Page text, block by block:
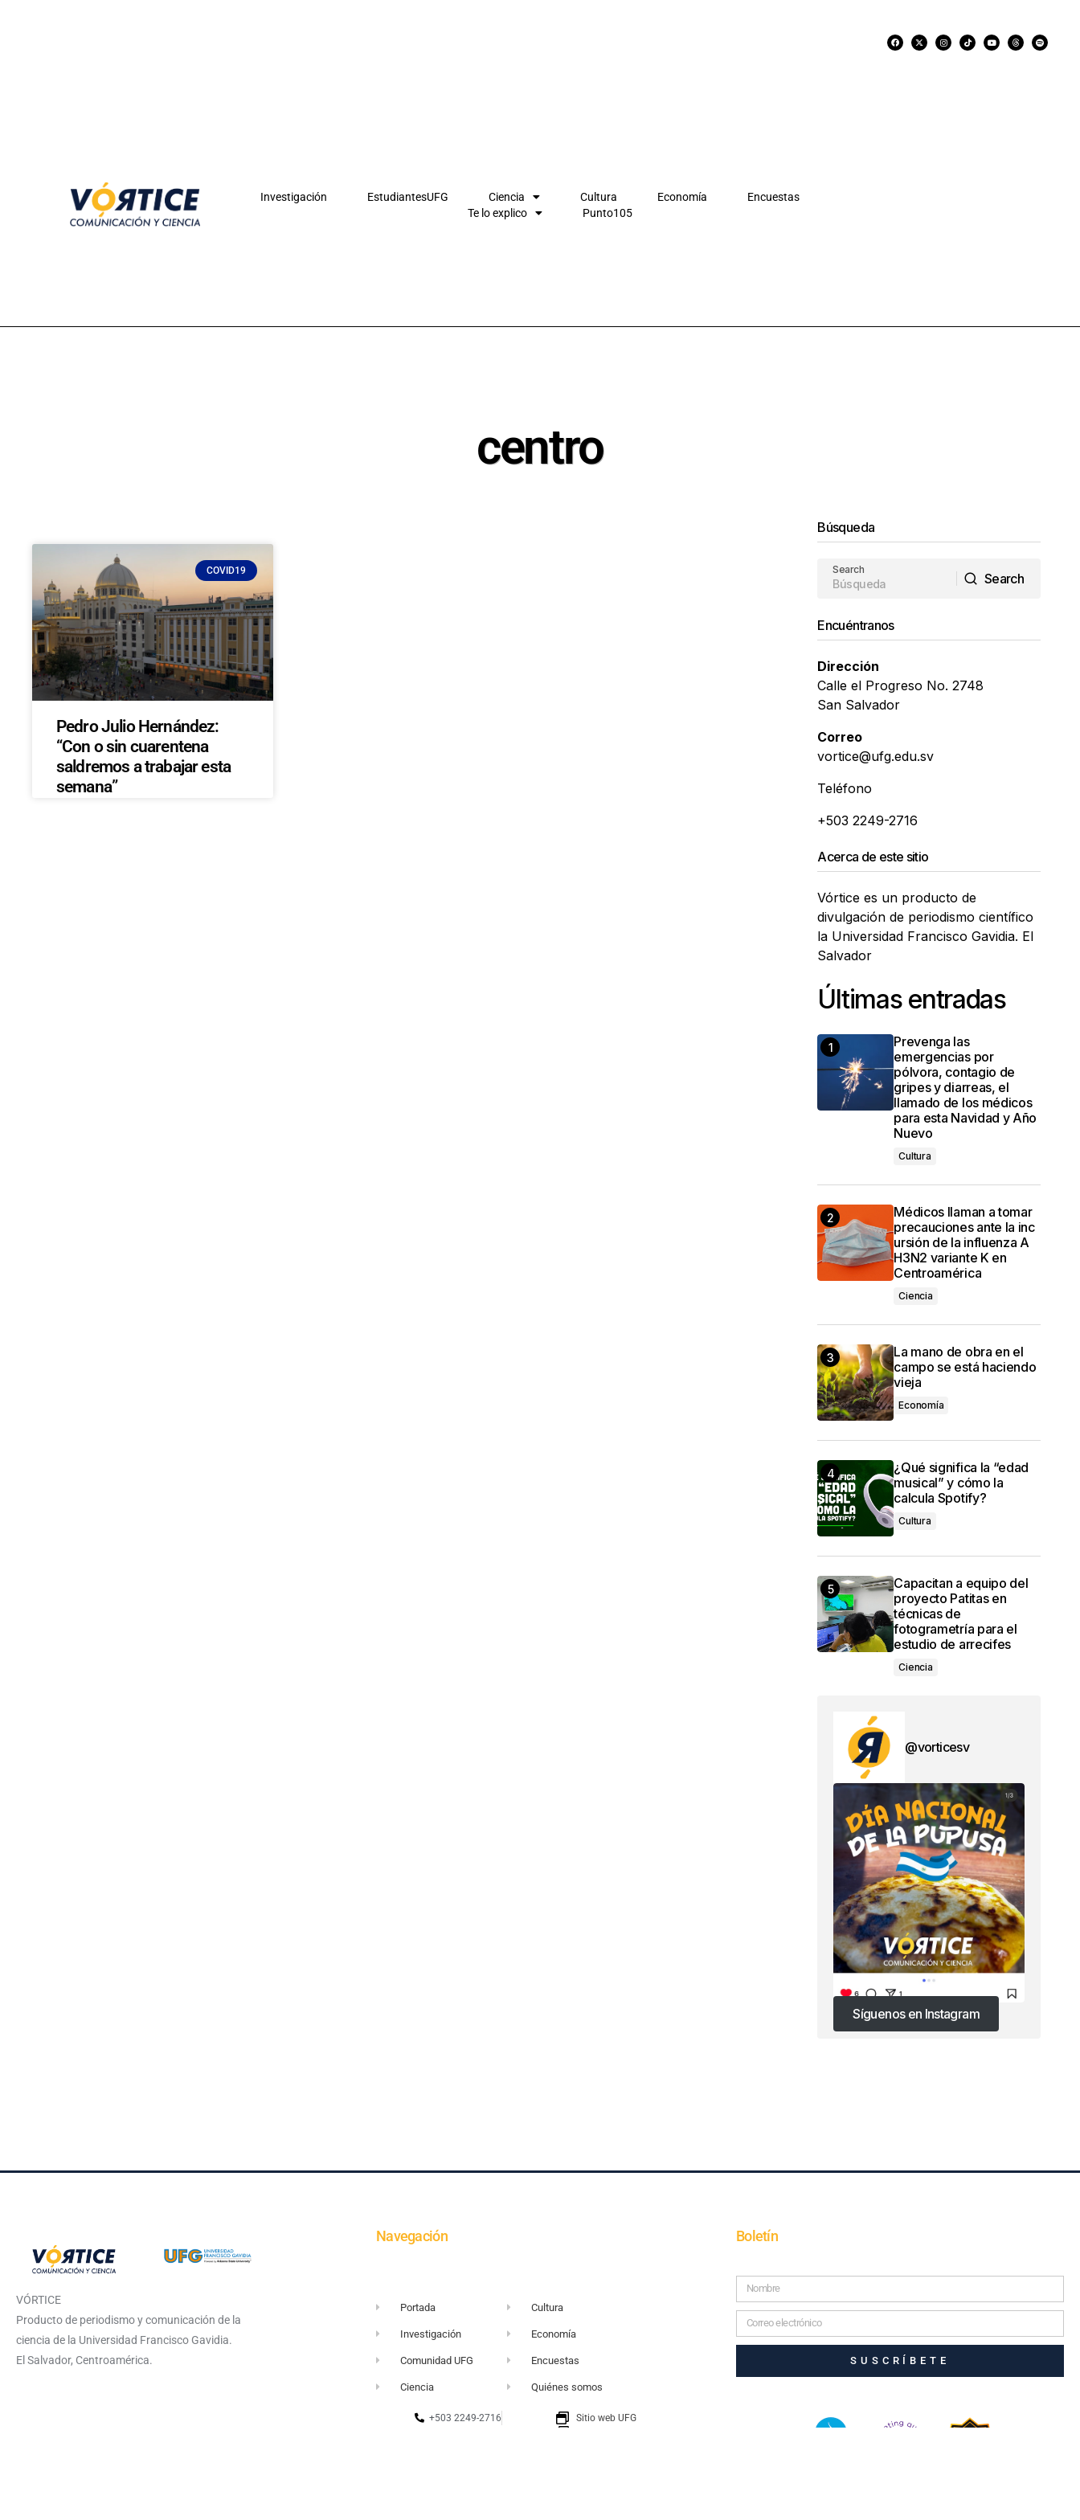
Investigación EstudiantesUFG Ciencia Cultura Economía
Encuestas
Te lo explico
Punto105
centro
COVID19
Pedro Julio Hernández:
“Con o sin cuarentena
saldremos a trabajar esta
semana”
Búsqueda
Search
Search
Encuéntranos
Dirección
Calle el Progreso No. 2748
San Salvador
Correo
vortice@ufg.edu.sv
Teléfono
+503 2249-2716
Acerca de este sitio
Vórtice es un producto de
divulgación de periodismo científico
la Universidad Francisco Gavidia. El
Salvador
Últimas entradas
Prevenga las
emergencias por
pólvora, contagio de
gripes y diarreas, el
llamado de los médicos
para esta Navidad y Año
Nuevo
Cultura
Médicos llaman a tomar
precauciones ante la inc
ursión de la influenza A
H3N2 variante K en
Centroamérica
Ciencia
La mano de obra en el
campo se está haciendo
vieja
Economía
¿Qué significa la “edad
musical” y cómo la
calcula Spotify?
Cultura
Capacitan a equipo del
proyecto Patitas en
técnicas de
fotogrametría para el
estudio de arrecifes
Ciencia
@vorticesv
Síguenos en Instagram
VÓRTICE
Producto de periodismo y comunicación de la
ciencia de la Universidad Francisco Gavidia.
El Salvador, Centroamérica.
Navegación
Portada
Investigación
Comunidad UFG
Ciencia
Cultura
Economía
Encuestas
Quiénes somos
+503 2249-2716
Sitio web UFG
Boletín
SUSCRÍBETE